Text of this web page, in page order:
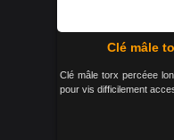
Clé mâle
Clé mâle torx percéee
pour vis difficilement